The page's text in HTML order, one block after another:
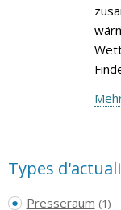
Types
Presseraum (1)